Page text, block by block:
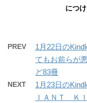
につ
PREV
1月22日の
てもお前らが
ど83冊
NEXT
1月23日の
ＩＡＮＴ Ｋ